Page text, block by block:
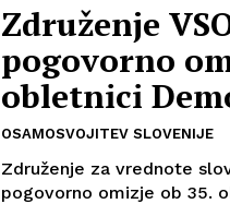
Združenje
pogovorno
obletnici
OSAMOSVOJITEV SLOVENIJE
Združenje za vrednote
pogovorno omizje ob 35.